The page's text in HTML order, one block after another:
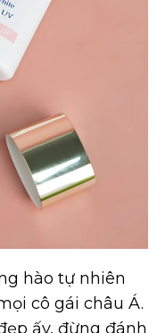
hào tự nhiên
cô gái châu Á.
ấy, đừng đánh